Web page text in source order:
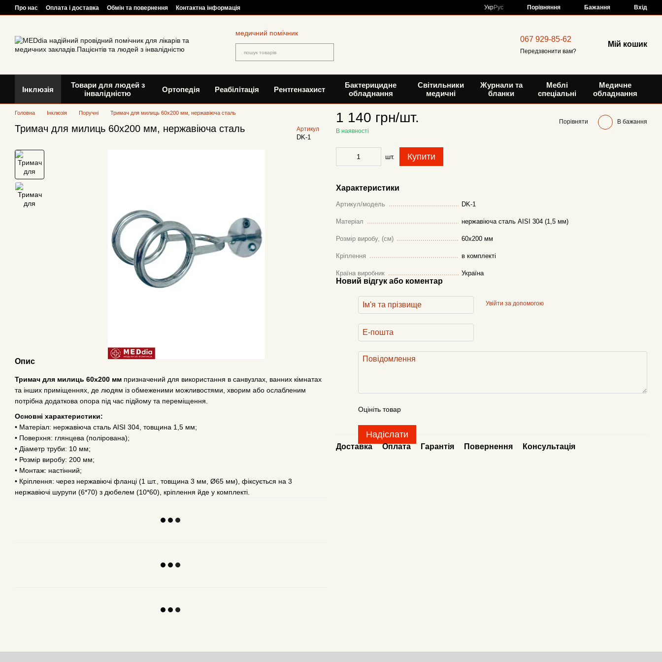
Перейти до основного контенту
Про нас Оплата і доставка Обмін та повернення Контактна інформація УкрРус Порівняння Бажання Вхід
медичний помічник
067 929-85-62
Передзвонити вам?
Мій кошик
Інклюзія
Товари для людей з
інвалідністю
Ортопедія Реабілітація Рентгензахист
Бактерицидне
обладнання
Світильники
медичні
Журнали та
бланки
Меблі
спеціальні
Медичне
обладнання
Головна Інклюзія Поручні Тримач для милиць 60х200 мм, нержавіюча сталь
Тримач для милиць 60х200 мм, нержавіюча сталь Артикул
DK-1
Опис
Тримач для милиць 60х200 мм призначений для використання в санвузлах, ванних кімнатах
та інших приміщеннях, де людям із обмеженими можливостями, хворим або ослабленим
потрібна додаткова опора під час підйому та переміщення.
Основні характеристики:
• Матеріал: нержавіюча сталь AISI 304, товщина 1,5 мм;
• Поверхня: глянцева (полірована);
• Діаметр труби: 10 мм;
• Розмір виробу: 200 мм;
• Монтаж: настінний;
• Кріплення: через нержавіючі фланці (1 шт., товщина 3 мм, Ø65 мм), фіксується на 3
нержавіючі шурупи (6*70) з дюбелем (10*60), кріплення йде у комплекті.
1 140 грн/шт.
В наявності
Порівняти В бажання
шт. Купити
Характеристики
Артикул/модель DK-1
Матеріал нержавіюча сталь AISI 304 (1,5 мм)
Розмір виробу, (см) 60х200 мм
Кріплення в комплекті
Країна виробник Україна
Новий відгук або коментар
Увійти за допомогою
Оцініть товар
Надіслати
Доставка Оплата Гарантія Повернення Консультація